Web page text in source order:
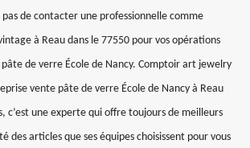
pas de contacter une professionnelle comme
à Reau dans le 77550 pour vos opérations
de verre École de Nancy. Comptoir art jewelry
vente pâte de verre École de Nancy à Reau
c’est une experte qui offre toujours de meilleurs
des articles que ses équipes choisissent pour vous